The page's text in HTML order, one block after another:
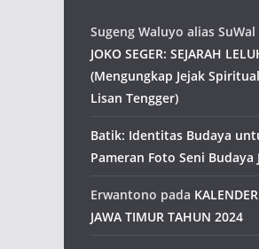
Sugeng Waluyo alias SuWal
JOKO SEGER: SEJARAH
(Mengungkap Jejak
Lisan Tengger)
Batik: Identitas Budaya
Pameran Foto Seni Budaya
Erwantono pada
JAWA TIMUR TAHUN 2024